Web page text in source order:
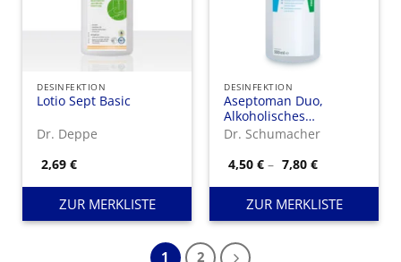
DESINFEKTION
Lotio Sept Basic
Dr. Deppe
2,69€
ZUR MERKLISTE
DESINFEKTION
Aseptoman Duo,
Alkoholisches
Händedesinfektionsmittel
Haut.
Dr. Schumacher
4,50€ – 7,80€Preisspanne:
4,50 €
bis
7,80 €
ZUR MERKLISTE
1 2